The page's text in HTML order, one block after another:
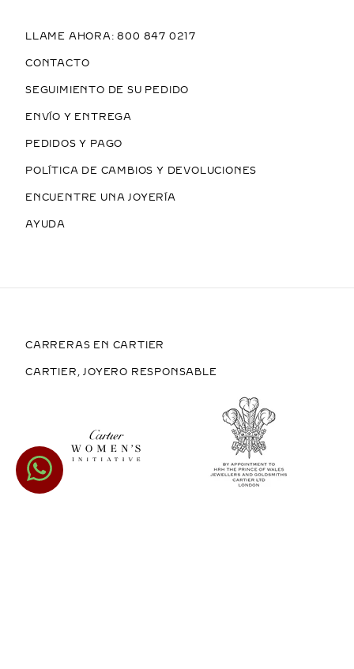
LLAME AHORA: 800 847 0217
CONTACTO
SEGUIMIENTO DE SU PEDIDO
ENVÍO Y ENTREGA
PEDIDOS Y PAGO
POLÍTICA DE CAMBIOS Y DEVOLUCIONES
ENCUENTRE UNA JOYERÍA
AYUDA
CARRERAS EN CARTIER
CARTIER, JOYERO RESPONSABLE